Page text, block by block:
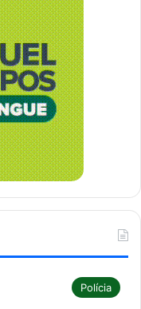
Polícia